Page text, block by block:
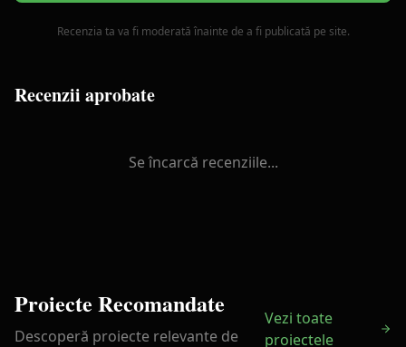
Recenzia ta va fi moderată înainte de a fi publicată pe site.
Recenzii aprobate
Se încarcă recenziile...
Proiecte Recomandate
Descoperă proiecte relevante de
Vezi toate
proiectele